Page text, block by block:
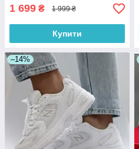
1 699 ₴ 1 999 ₴
Купити
–14%